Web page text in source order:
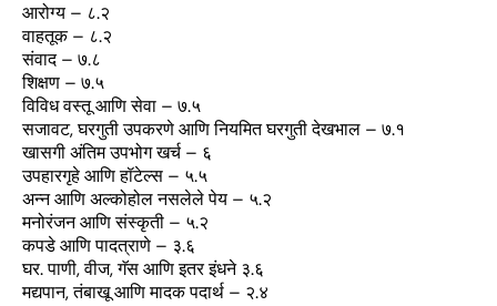
आरोग्य – ८.२
वाहतूक – ८.२
संवाद – ७.८
शिक्षण – ७.५
विविध वस्तू आणि सेवा – ७.५
सजावट, घरगुती उपकरणे आणि नियमित घरगुती देखभाल – ७.१
खासगी अंतिम उपभोग खर्च – ६
उपहारगृहे आणि हॉटेल्स – ५.५
अन्न आणि अल्कोहोल नसलेले पेय – ५.२
मनोरंजन आणि संस्कृती – ५.२
कपडे आणि पादत्राणे – ३.६
घर. पाणी, वीज, गॅस आणि इतर इंधने ३.६
मद्यपान, तंबाखू आणि मादक पदार्थ – २.४